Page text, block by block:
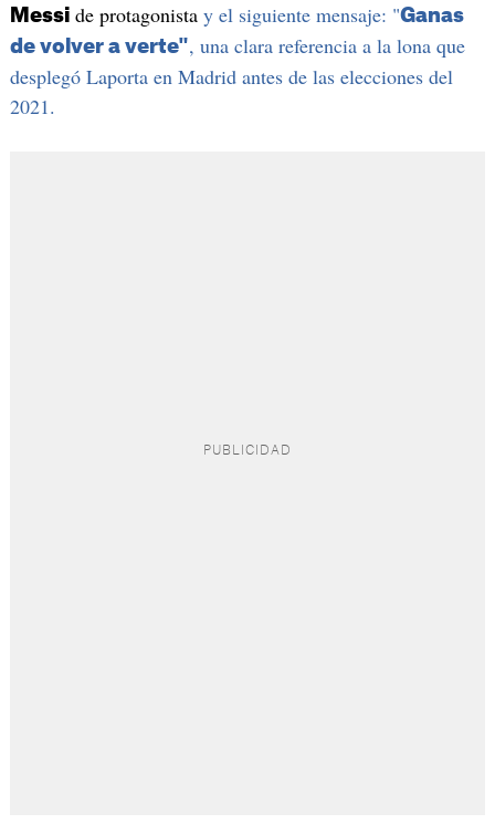
Messide protagonista y el siguiente mensaje: "Ganas
de volver a verte", una clara referencia a la lona que
desplegó Laporta en Madrid antes de las elecciones del
2021.